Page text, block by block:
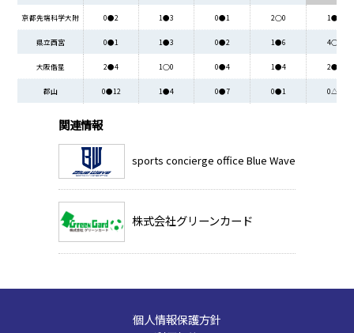
京都先端科学大附 0●2 1●3 0●1 2○0 1●3
県立西宮 0●1 1●3 0●2 1●6 4○3
大阪偕星 2●4 1○0 0●4 1●4 2●3
郡山 0●12 1●4 0●7 0●1 0△0
関連情報
sports concierge office Blue Wave
株式会社グリーンカード
個人情報保護方針